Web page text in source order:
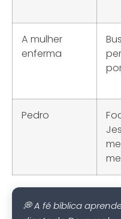
A mulher
enferma
Pedro
💭 A fé bíblica